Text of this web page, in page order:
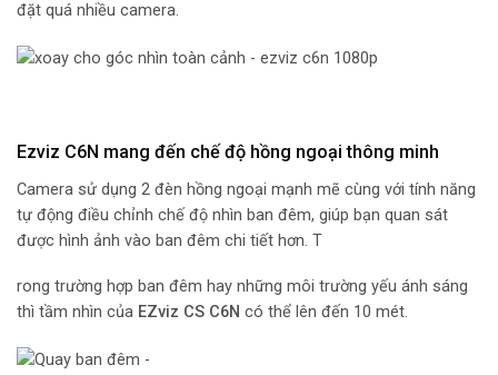
đặt quá nhiều camera.
Ezviz C6N mang đến chế độ hồng ngoại thông minh
Camera sử dụng 2 đèn hồng ngoại mạnh mẽ cùng với tính năng
tự động điều chỉnh chế độ nhìn ban đêm, giúp bạn quan sát
được hình ảnh vào ban đêm chi tiết hơn. T
rong trường hợp ban đêm hay những môi trường yếu ánh sáng
thì tầm nhìn của EZviz CS C6N có thể lên đến 10 mét.